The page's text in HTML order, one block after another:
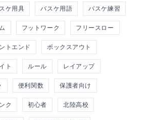
ケ用具 バスケ用語 バスケ練習
フットワーク フリースロー
トエンド ボックスアウト
ト ルール レイアップ
便利関数 保護者向け
ク 初心者 北陸高校